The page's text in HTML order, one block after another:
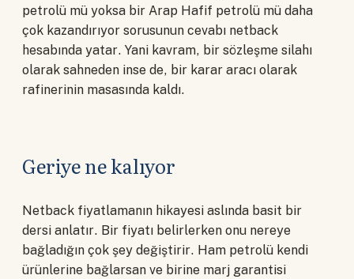
petrolü mü yoksa bir Arap Hafif petrolü mü daha
çok kazandırıyor sorusunun cevabı netback
hesabında yatar. Yani kavram, bir sözleşme silahı
olarak sahneden inse de, bir karar aracı olarak
rafinerinin masasında kaldı.
Geriye ne kalıyor
Netback fiyatlamanın hikayesi aslında basit bir
dersi anlatır. Bir fiyatı belirlerken onu nereye
bağladığın çok şey değiştirir. Ham petrolü kendi
ürünlerine bağlarsan ve birine marj garantisi